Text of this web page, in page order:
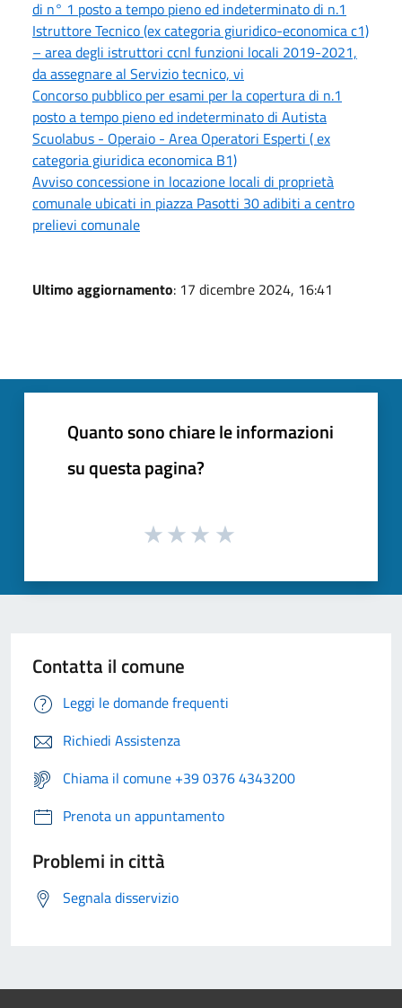
di n° 1 posto a tempo pieno ed indeterminato di n.1
Istruttore Tecnico (ex categoria giuridico-economica c1)
– area degli istruttori ccnl funzioni locali 2019-2021,
da assegnare al Servizio tecnico, vi
Concorso pubblico per esami per la copertura di n.1
posto a tempo pieno ed indeterminato di Autista
Scuolabus - Operaio - Area Operatori Esperti ( ex
categoria giuridica economica B1)
Avviso concessione in locazione locali di proprietà
comunale ubicati in piazza Pasotti 30 adibiti a centro
prelievi comunale
Ultimo aggiornamento: 17 dicembre 2024, 16:41
Quanto sono chiare le informazioni
su questa pagina?
Contatta il comune
Leggi le domande frequenti
Richiedi Assistenza
Chiama il comune +39 0376 4343200
Prenota un appuntamento
Problemi in città
Segnala disservizio